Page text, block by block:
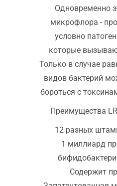
Одновременно
микрофлора -
условно
которые
Только в случае
видов бактерий
бороться с
Преимущества
12 разных
1 миллиард
Содержит